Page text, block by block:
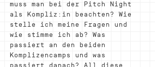
muss man bei der Pitch Night
als Kompliz:in beachten? Wie
stelle ich meine Fragen und
wie stimme ich ab? Was
passiert an den beiden
Komplizencamps und was
passiert danach? All diese